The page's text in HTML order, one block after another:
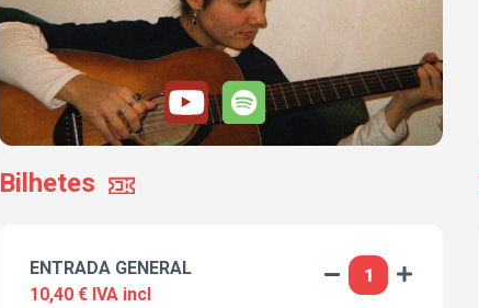
Bilhetes
ENTRADA GENERAL
10,40 € IVA incl